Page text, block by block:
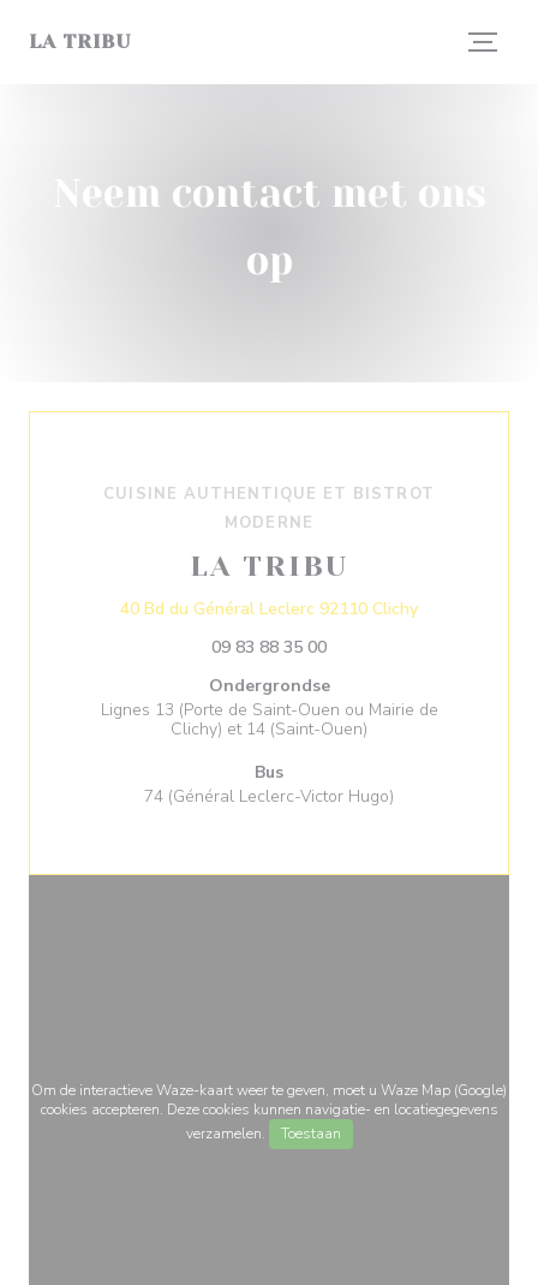
LA TRIBU
Neem contact met ons
op
CUISINE AUTHENTIQUE ET BISTROT
MODERNE
LA TRIBU
40 Bd du Général Leclerc 92110 Clichy((opent in een
09 83 88 35 00
Ondergrondse
Lignes 13 (Porte de Saint-Ouen ou Mairie de
Clichy) et 14 (Saint-Ouen)
Bus
74 (Général Leclerc-Victor Hugo)
Om de interactieve Waze-kaart weer te geven, moet u Waze Map (Google)
cookies accepteren. Deze cookies kunnen navigatie- en locatiegegevens
verzamelen.
Toestaan